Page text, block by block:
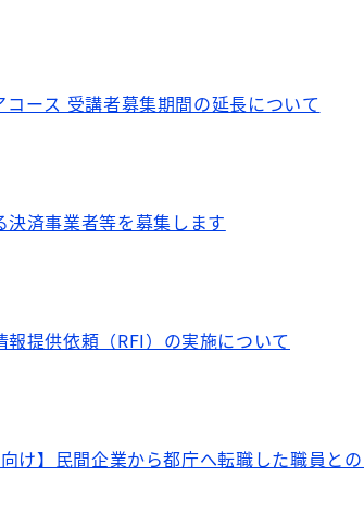
ース 受講者募集期間の延長について
済事業者等を募集します
提供依頼（RFI）の実施について
け】民間企業から都庁へ転職した職員と